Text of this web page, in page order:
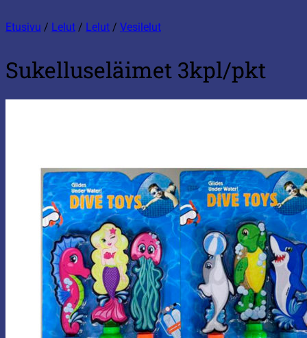
Etusivu / Lelut / Lelut / Vesilelut
Sukelluseläimet 3kpl/pkt